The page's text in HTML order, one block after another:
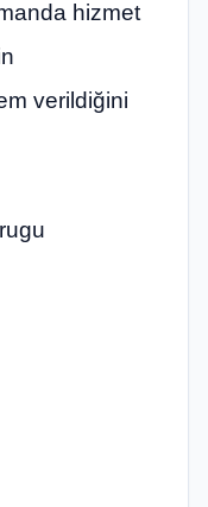
hizmet
verildiğini